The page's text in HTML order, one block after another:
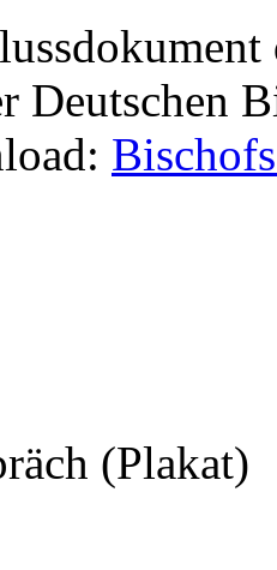
Deutschen
(Plakat)